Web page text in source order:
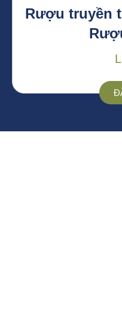
Rượu truyền